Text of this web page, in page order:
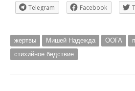
Telegram Facebook
жертвы Мишей Надежда ООГА
стихийное бедствие